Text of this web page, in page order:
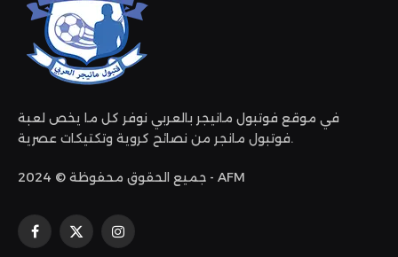
في موقع فوتبول مانيجر بالعربي نوفر كل ما يخص لعبة
فوتبول مانجر من نصائح كروية وتكتيكات عصرية.
جميع الحقوق محفوظة © 2024 - AFM
فيسبوك
X
الانستغرام